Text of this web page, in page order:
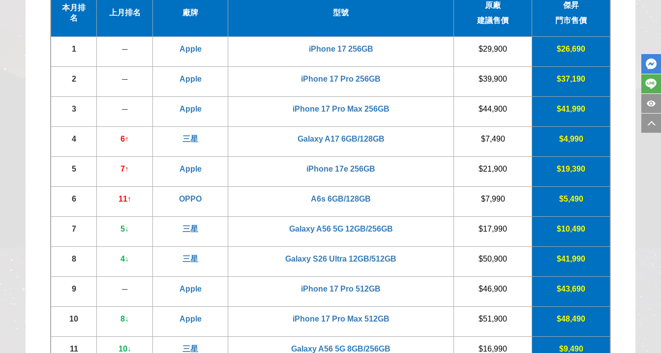
本月排
名
上月排名 廠牌 型號
原廠
建議售價
傑昇
門市售價
1 ─ Apple iPhone 17 256GB $29,900 $26,690
2 ─ Apple iPhone 17 Pro 256GB $39,900 $37,190
3 ─ Apple iPhone 17 Pro Max 256GB $44,900 $41,990
4 6↑ 三星 Galaxy A17 6GB/128GB $7,490 $4,990
5 7↑ Apple iPhone 17e 256GB $21,900 $19,390
6 11↑ OPPO A6s 6GB/128GB $7,990 $5,490
7 5↓ 三星 Galaxy A56 5G 12GB/256GB $17,990 $10,490
8 4↓ 三星 Galaxy S26 Ultra 12GB/512GB $50,900 $41,990
9 ─ Apple iPhone 17 Pro 512GB $46,900 $43,690
10 8↓ Apple iPhone 17 Pro Max 512GB $51,900 $48,490
11 10↓ 三星 Galaxy A56 5G 8GB/256GB $16,990 $9,490